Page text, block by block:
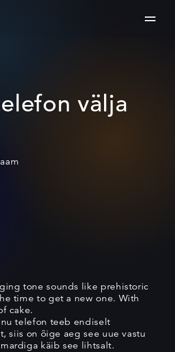
välja
tone sounds like prehistoric
time to get a new one. With
cake.
telefon teeb endiselt
siis on õige aeg see uue vastu
käib see lihtsalt.